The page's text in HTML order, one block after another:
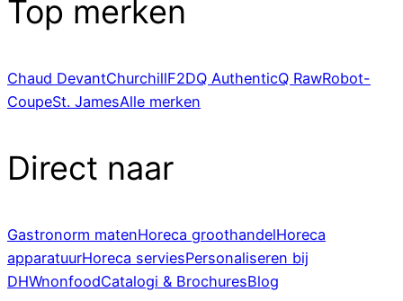
Top merken
Chaud DevantChurchillF2DQ AuthenticQ RawRobot-
CoupeSt. JamesAlle merken
Direct naar
Gastronorm matenHoreca groothandelHoreca
apparatuurHoreca serviesPersonaliseren bij
DHWnonfoodCatalogi & BrochuresBlog